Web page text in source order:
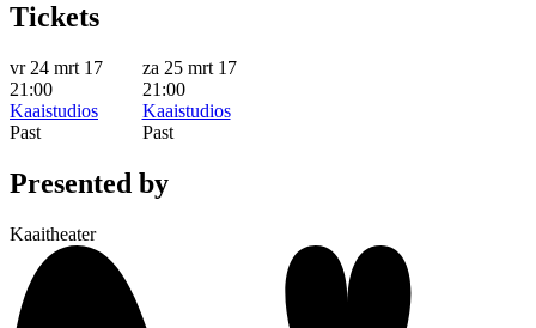
Tickets
vr 24 mrt 17
21:00
Kaaistudios
Past
za 25 mrt 17
21:00
Kaaistudios
Past
Presented by
Kaaitheater